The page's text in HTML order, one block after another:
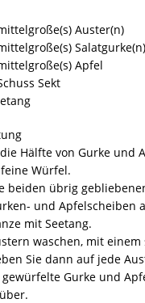
Auster(n)
Salatgurke(n)
Apfel
Sekt
die Hälfte von Gurke und
Würfel.
beiden übrig
und Apfelscheiben
mit Seetang.
waschen, mit
Sie dann auf jede
gewürfelte Gurke und